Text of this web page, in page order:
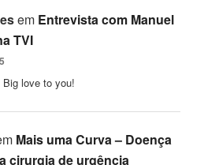
em Entrevista com Manuel
TVI
love to you!
Mais uma Curva – Doença
cirurgia de urgência